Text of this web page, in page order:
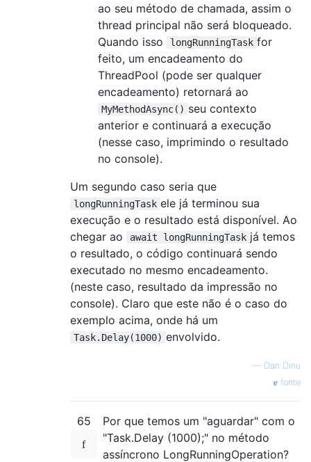
ao seu método de chamada, assim o
thread principal não será bloqueado.
Quando isso
longRunningTask for
feito, um encadeamento do
ThreadPool (pode ser qualquer
encadeamento) retornará ao
MyMethodAsync() seu contexto
anterior e continuará a execução
(nesse caso, imprimindo o resultado
no console).
Um segundo caso seria que
longRunningTask ele já terminou sua
execução e o resultado está disponível. Ao
chegar ao
await longRunningTask já temos
o resultado, o código continuará sendo
executado no mesmo encadeamento.
(neste caso, resultado da impressão no
console). Claro que este não é o caso do
exemplo acima, onde há um
Task.Delay(1000) envolvido.
— Dan Dinu
fonte
65
Por que temos um "aguardar" com o
"Task.Delay (1000);" no método
assíncrono LongRunningOperation?